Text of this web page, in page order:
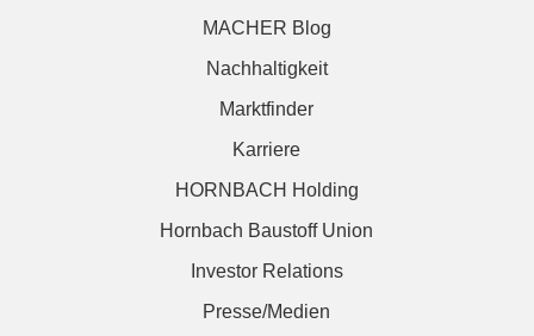
MACHER Blog
Nachhaltigkeit
Marktfinder
Karriere
HORNBACH Holding
Hornbach Baustoff Union
Investor Relations
Presse/Medien